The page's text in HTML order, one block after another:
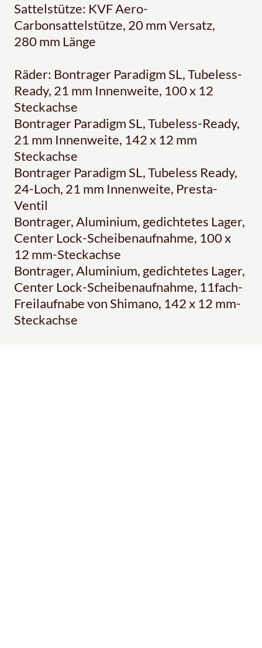
Sattelstütze: KVF Aero-
Carbonsattelstütze, 20 mm Versatz,
280 mm Länge
Räder: Bontrager Paradigm SL, Tubeless-
Ready, 21 mm Innenweite, 100 x 12
Steckachse
Bontrager Paradigm SL, Tubeless-Ready,
21 mm Innenweite, 142 x 12 mm
Steckachse
Bontrager Paradigm SL, Tubeless Ready,
24-Loch, 21 mm Innenweite, Presta-
Ventil
Bontrager, Aluminium, gedichtetes Lager,
Center Lock-Scheibenaufnahme, 100 x
12 mm-Steckachse
Bontrager, Aluminium, gedichtetes Lager,
Center Lock-Scheibenaufnahme, 11fach-
Freilaufnabe von Shimano, 142 x 12 mm-
Steckachse